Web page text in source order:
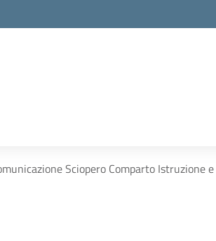
Sciopero Comparto Istruzione